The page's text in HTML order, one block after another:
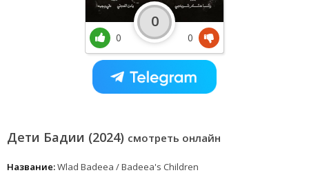
Дети Бадии (2024) смотреть онлайн
Название:Wlad Badeea / Badeea's Children
0
0
0